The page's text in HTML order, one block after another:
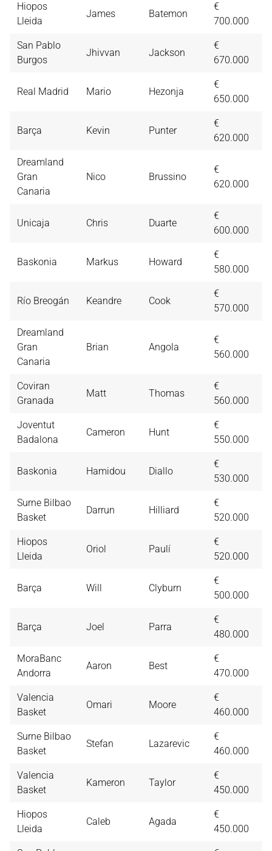
Hiopos
Lleida
James Batemon
€
700.000
San Pablo
Burgos
Jhivvan Jackson
€
670.000
Real Madrid Mario Hezonja
€
650.000
Barça Kevin Punter
€
620.000
Dreamland
Gran
Canaria
Nico Brussino
€
620.000
Unicaja Chris Duarte
€
600.000
Baskonia Markus Howard
€
580.000
Río Breogán Keandre Cook
€
570.000
Dreamland
Gran
Canaria
Brian Angola
€
560.000
Coviran
Granada
Matt Thomas
€
560.000
Joventut
Badalona
Cameron Hunt
€
550.000
Baskonia Hamidou Diallo
€
530.000
Surne Bilbao
Basket
Darrun Hilliard
€
520.000
Hiopos
Lleida
Oriol Paulí
€
520.000
Barça Will Clyburn
€
500.000
Barça Joel Parra
€
480.000
MoraBanc
Andorra
Aaron Best
€
470.000
Valencia
Basket
Omari Moore
€
460.000
Surne Bilbao
Basket
Stefan Lazarevic
€
460.000
Valencia
Basket
Kameron Taylor
€
450.000
Hiopos
Lleida
Caleb Agada
€
450.000